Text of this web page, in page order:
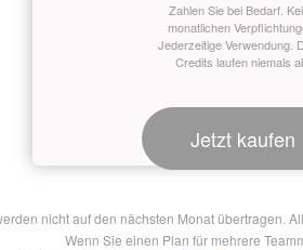
Zahlen Sie bei Bedarf.
monatlichen
Jederzeitige Verwendung.
Credits laufen niemals
Jetzt kaufen
nicht auf den nächsten Monat übertragen.
Wenn Sie einen Plan für mehrere